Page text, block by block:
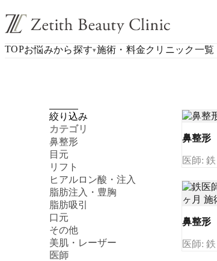
TOPお悩みから探す▾施術・料金クリニック一覧
絞り込み
カテゴリ
鼻整形
目元
リフト
ヒアルロン酸・注入
脂肪注入・豊胸
脂肪吸引
口元
その他
美肌・レーザー
医師
鼻整形
医師:
鼻整形
医師: